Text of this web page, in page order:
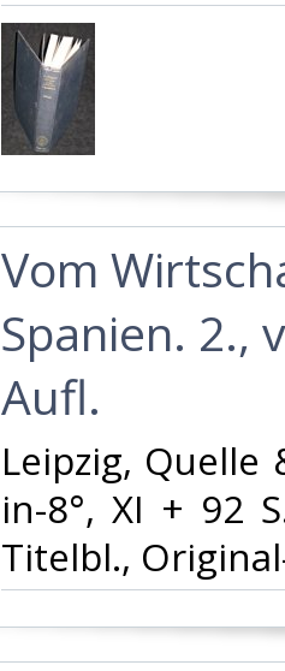
‎Vom
Spanien. 2.,
Aufl.‎
‎Leipzig, Quelle
in-8°, XI + 92
Titelbl.,